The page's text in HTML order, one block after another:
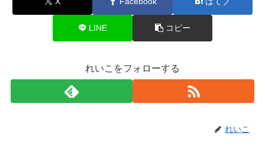
LINE コピー
れいこをフォローする
れいこ